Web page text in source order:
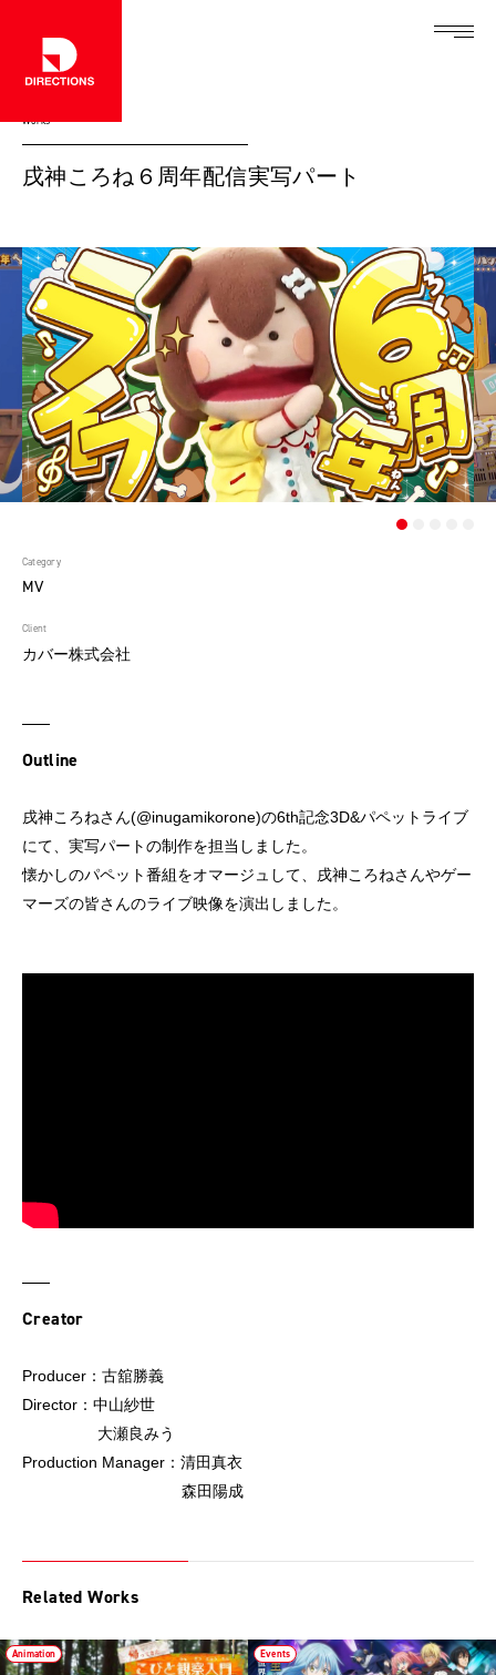
Works
戌神ころね６周年配信実写パート
Category
MV
Client
カバー株式会社
Outline
戌神ころねさん(@inugamikorone)の6th記念3D&パペットライブ
にて、実写パートの制作を担当しました。
懐かしのパペット番組をオマージュして、戌神ころねさんやゲー
マーズの皆さんのライブ映像を演出しました。
Creator
Producer：古舘勝義
Director：中山紗世
大瀬良みう
Production Manager：清田真衣
森田陽成
Related Works
Animation Events